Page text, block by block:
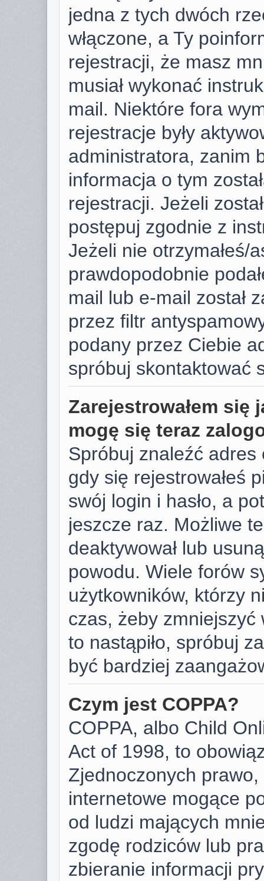
jedna z tych dwóch
włączone, a Ty
rejestracji, że masz
musiał wykonać
mail. Niektóre fora
rejestracje były
administratora, zanim
informacja o tym
rejestracji. Jeżeli
postępuj zgodnie z
Jeżeli nie otrzymałeś/
prawdopodobnie
mail lub e-mail został
przez filtr
podany przez Ciebie
spróbuj skontaktować
Zarejestrowałem się
mogę się teraz
Spróbuj znaleźć adres
gdy się rejestrowałeś
swój login i hasło, a
jeszcze raz. Możliwe
deaktywował lub
powodu. Wiele forów
użytkowników, którzy
czas, żeby
to nastąpiło, spróbuj
być bardziej
Czym jest COPPA?
COPPA, albo Child
Act of 1998, to
Zjednoczonych
internetowe mogące
od ludzi mających
zgodę rodziców lub
zbieranie informacji